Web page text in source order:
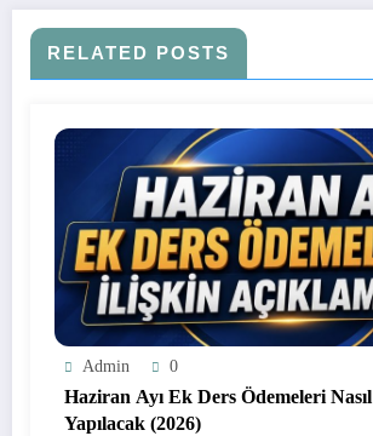
RELATED POSTS
Admin 0
Haziran Ayı Ek Ders Ödemeleri Nasıl
Yapılacak (2026)